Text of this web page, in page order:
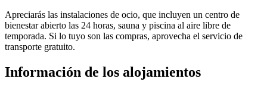
Apreciarás las instalaciones de ocio, que incluyen un centro de
bienestar abierto las 24 horas, sauna y piscina al aire libre de
temporada. Si lo tuyo son las compras, aprovecha el servicio de
transporte gratuito.
Información de los alojamientos